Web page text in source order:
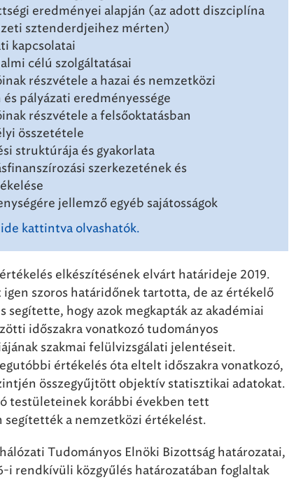
eredményei alapján (az adott diszciplína
sztenderdjeihez mérten)
kapcsolatai
célú szolgáltatásai
részvétele a hazai és nemzetközi
pályázati eredményessége
részvétele a felsőoktatásban
összetétele
struktúrája és gyakorlata
szerkezetének és
jellemző egyéb sajátosságok
kattintva olvashatók.
elkészítésének elvárt határideje 2019.
igen szoros határidőnek tartotta, de az értékelő
segítette, hogy azok megkapták az akadémiai
időszakra vonatkozó tudományos
szakmai felülvizsgálati jelentéseit.
értékelés óta eltelt időszakra vonatkozó,
összegyűjtött objektív statisztikai adatokat.
testületeinek korábbi években tett
segítették a nemzetközi értékelést.
Tudományos Elnöki Bizottság határozatai,
i rendkívüli közgyűlés határozatában foglaltak